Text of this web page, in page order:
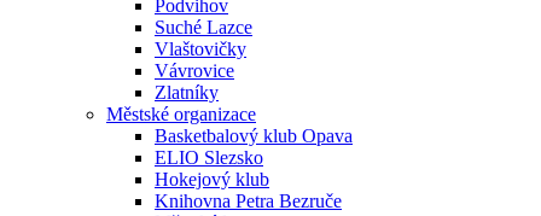
Podvihov
Suché Lazce
Vlaštovičky
Vávrovice
Zlatníky
Městské organizace
Basketbalový klub Opava
ELIO Slezsko
Hokejový klub
Knihovna Petra Bezruče